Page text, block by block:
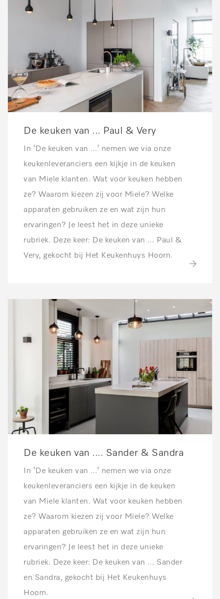
De keuken van ... Paul & Very
In ‘De keuken van …’ nemen we via onze
keukenleveranciers een kijkje in de keuken
van Miele klanten. Wat voor keuken hebben
ze? Waarom kiezen zij voor Miele? Welke
apparaten gebruiken ze en wat zijn hun
ervaringen? Je leest het in deze unieke
rubriek. Deze keer: De keuken van … Paul &
Very, gekocht bij Het Keukenhuys Hoorn.
De keuken van .... Sander & Sandra
In ‘De keuken van …’ nemen we via onze
keukenleveranciers een kijkje in de keuken
van Miele klanten. Wat voor keuken hebben
ze? Waarom kiezen zij voor Miele? Welke
apparaten gebruiken ze en wat zijn hun
ervaringen? Je leest het in deze unieke
rubriek. Deze keer: De keuken van … Sander
en Sandra, gekocht bij Het Keukenhuys
Hoorn.